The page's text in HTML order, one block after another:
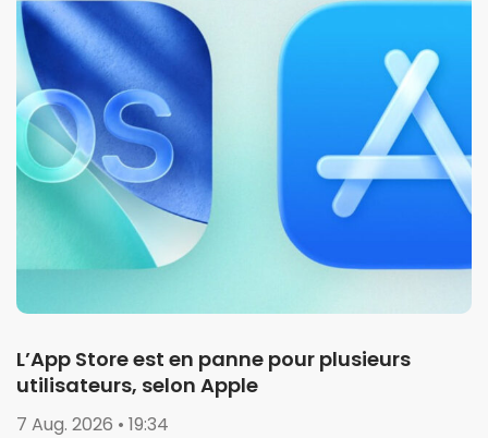
L’App Store est en panne pour plusieurs
utilisateurs, selon Apple
7 Aug. 2026 • 19:34